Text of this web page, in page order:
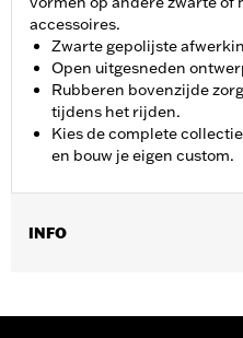
accessoires.
Zwarte gepolijste
Open uitgesneden
Rubberen bovenzijde
tijdens het rijden.
Kies de complete
en bouw je eigen custom.
INFO